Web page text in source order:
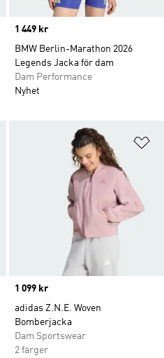
Price
1 449 kr
BMW Berlin-Marathon 2026
Legends Jacka för dam
Dam Performance
Nyhet
Lägg till på önskelistan
Price
1 099 kr
adidas Z.N.E. Woven
Bomberjacka
Dam Sportswear
2 färger